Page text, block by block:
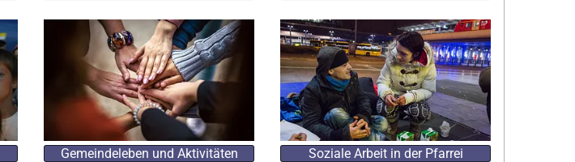
Gemeindeleben und Aktivitäten Soziale Arbeit in der Pfarrei